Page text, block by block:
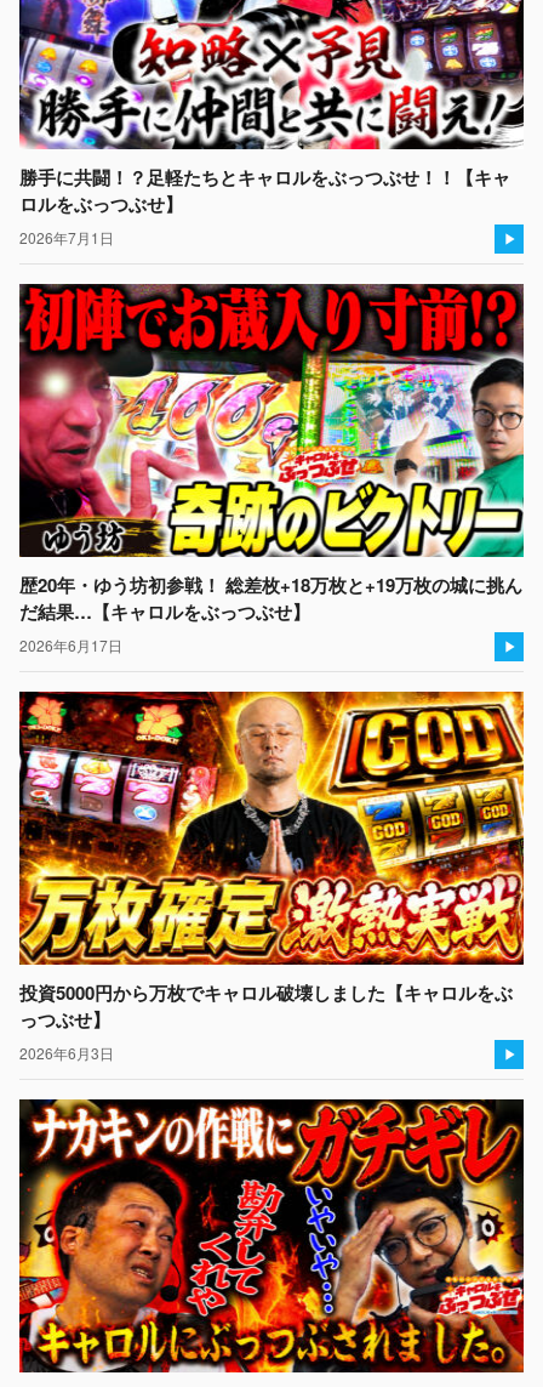
勝手に共闘！？足軽たちとキャロルをぶっつぶせ！！【キャ
ロルをぶっつぶせ】
2026年7月1日
歴20年・ゆう坊初参戦！ 総差枚+18万枚と+19万枚の城に挑ん
だ結果…【キャロルをぶっつぶせ】
2026年6月17日
投資5000円から万枚でキャロル破壊しました【キャロルをぶ
っつぶせ】
2026年6月3日